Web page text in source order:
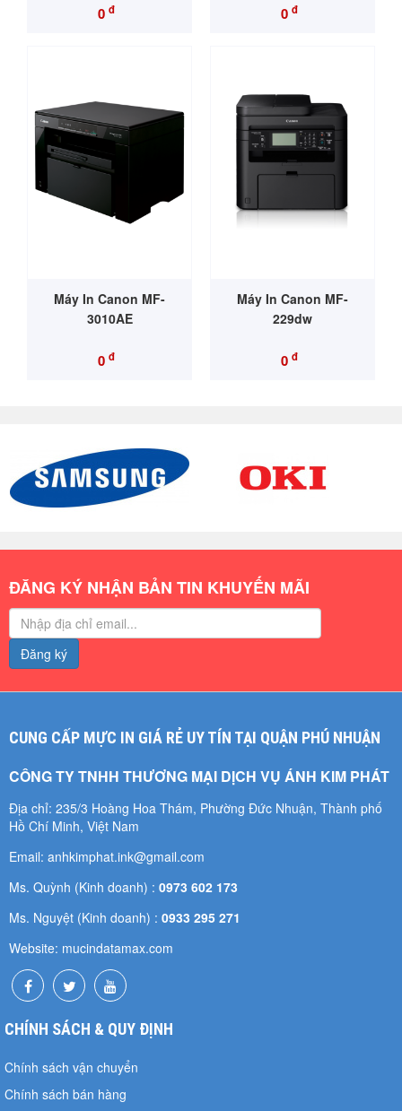
0 đ 0 đ
Máy In Canon MF-
3010AE
0 đ
Máy In Canon MF-
229dw
0 đ
ĐĂNG KÝ NHẬN BẢN TIN KHUYẾN MÃI
Đăng ký
CUNG CẤP MỰC IN GIÁ RẺ UY TÍN TẠI QUẬN PHÚ NHUẬN
CÔNG TY TNHH THƯƠNG MẠI DỊCH VỤ ÁNH KIM PHÁT
Địa chỉ: 235/3 Hoàng Hoa Thám, Phường Đức Nhuận, Thành phố
Hồ Chí Minh, Việt Nam
Email: anhkimphat.ink@gmail.com
Ms. Quỳnh (Kinh doanh) : 0973 602 173
Ms. Nguyệt (Kinh doanh) : 0933 295 271
Website: mucindatamax.com
CHÍNH SÁCH & QUY ĐỊNH
Chính sách vận chuyển
Chính sách bán hàng